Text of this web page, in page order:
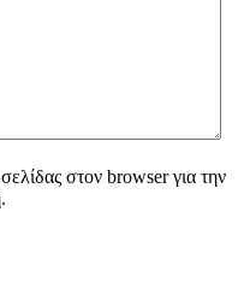
στον browser για την